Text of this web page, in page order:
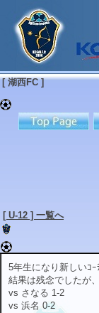
[ 湖西FC ]
[ U-12 ] 一覧へ
5年生になり新しいｺｰ
結果は残念でしたが
vs さなる 1-2
vs 浜名 0-2